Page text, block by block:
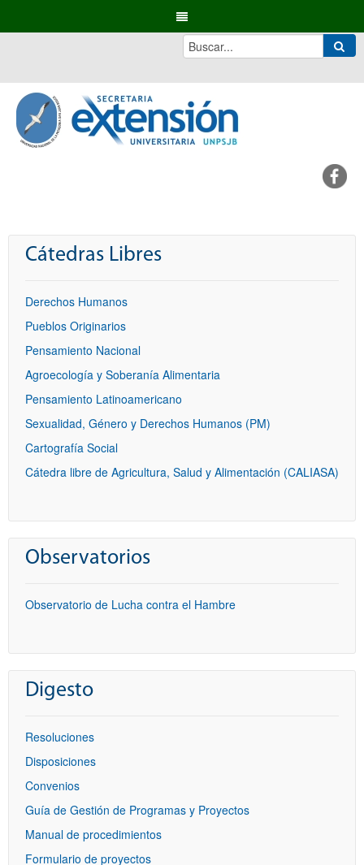
Cátedras Libres
Derechos Humanos
Pueblos Originarios
Pensamiento Nacional
Agroecología y Soberanía Alimentaria
Pensamiento Latinoamericano
Sexualidad, Género y Derechos Humanos (PM)
Cartografía Social
Cátedra libre de Agricultura, Salud y Alimentación (CALIASA)
Observatorios
Observatorio de Lucha contra el Hambre
Digesto
Resoluciones
Disposiciones
Convenios
Guía de Gestión de Programas y Proyectos
Manual de procedimientos
Formulario de proyectos